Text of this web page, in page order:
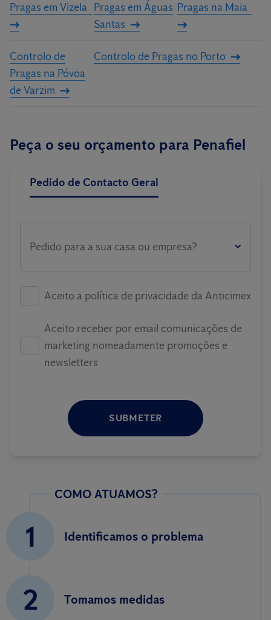
Pragas em Vizela Pragas em Águas
Santas
Pragas na Maia
Controlo de
Pragas na Póvoa
de Varzim
Controlo de Pragas no Porto
Peça o seu orçamento para Penafiel
Pedido de Contacto Geral
Pedido para a sua casa ou empresa?
Aceito a política de privacidade da Anticimex
Aceito receber por email comunicações de
marketing nomeadamente promoções e
newsletters
SUBMETER
COMO ATUAMOS?
1 Identificamos o problema
2 Tomamos medidas